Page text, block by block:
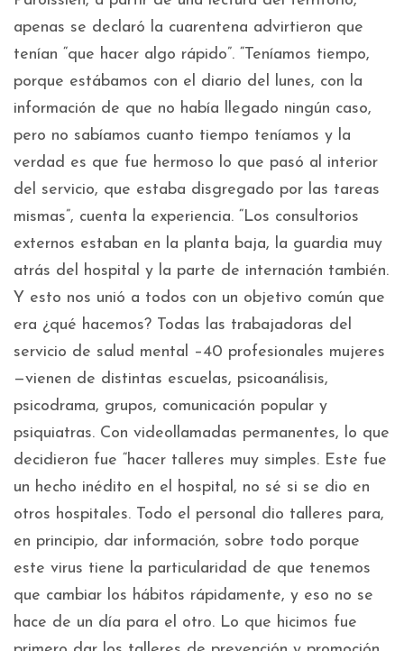
apenas se declaró la cuarentena advirtieron que
tenían “que hacer algo rápido”. “Teníamos tiempo,
porque estábamos con el diario del lunes, con la
información de que no había llegado ningún caso,
pero no sabíamos cuanto tiempo teníamos y la
verdad es que fue hermoso lo que pasó al interior
del servicio, que estaba disgregado por las tareas
mismas”, cuenta la experiencia. “Los consultorios
externos estaban en la planta baja, la guardia muy
atrás del hospital y la parte de internación también.
Y esto nos unió a todos con un objetivo común que
era ¿qué hacemos? Todas las trabajadoras del
servicio de salud mental –40 profesionales mujeres
—vienen de distintas escuelas, psicoanálisis,
psicodrama, grupos, comunicación popular y
psiquiatras. Con videollamadas permanentes, lo que
decidieron fue “hacer talleres muy simples. Este fue
un hecho inédito en el hospital, no sé si se dio en
otros hospitales. Todo el personal dio talleres para,
en principio, dar información, sobre todo porque
este virus tiene la particularidad de que tenemos
que cambiar los hábitos rápidamente, y eso no se
hace de un día para el otro. Lo que hicimos fue